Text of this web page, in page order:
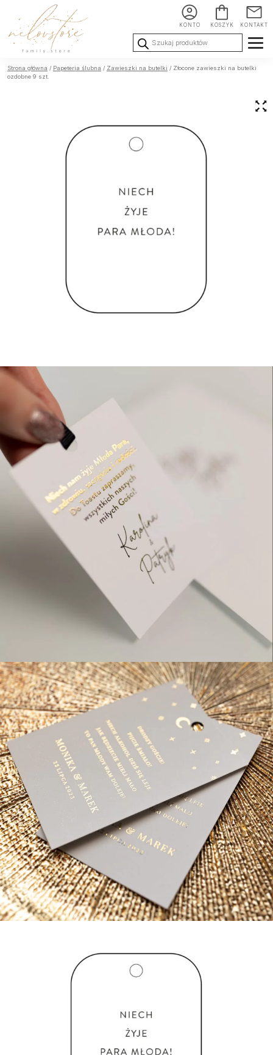
KONTO KOSZYK KONTAKT
Wyszukiwarka
produktów
Ślub i
Wesele
Chrzest i
Urodziny i
Strona główna / Papeteria ślubna / Zawieszki na butelki / Złocone zawieszki na butelki
ozdobne 9 szt.